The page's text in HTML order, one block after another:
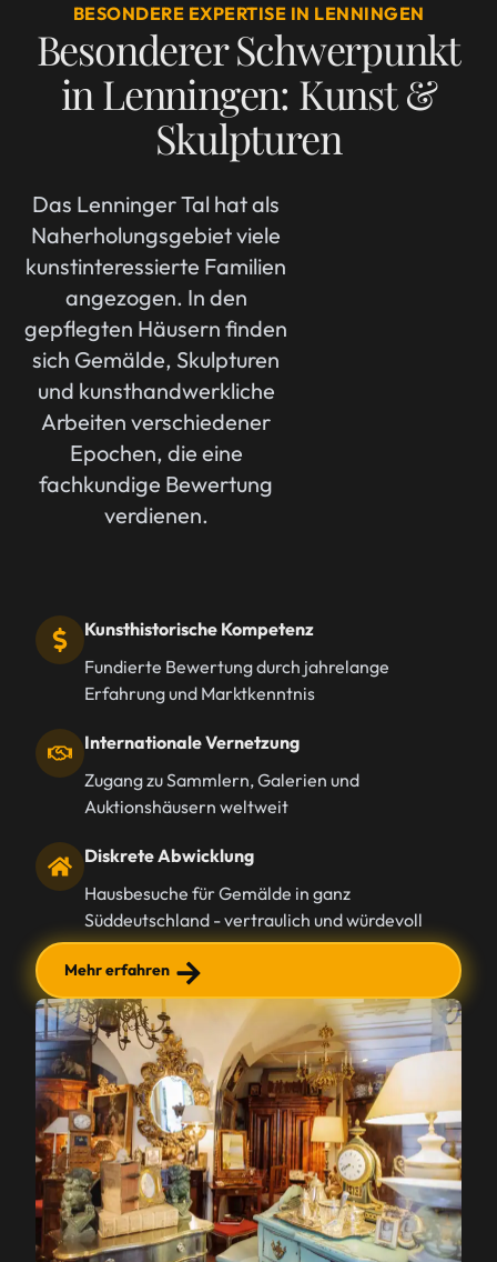
BESONDERE EXPERTISE IN LENNINGEN
Besonderer Schwerpunkt
in Lenningen: Kunst &
Skulpturen
Das Lenninger Tal hat als
Naherholungsgebiet viele
kunstinteressierte Familien
angezogen. In den
gepflegten Häusern finden
sich Gemälde, Skulpturen
und kunsthandwerkliche
Arbeiten verschiedener
Epochen, die eine
fachkundige Bewertung
verdienen.
Kunsthistorische Kompetenz
Fundierte Bewertung durch jahrelange
Erfahrung und Marktkenntnis
Internationale Vernetzung
Zugang zu Sammlern, Galerien und
Auktionshäusern weltweit
Diskrete Abwicklung
Hausbesuche für Gemälde in ganz
Süddeutschland - vertraulich und würdevoll
Mehr erfahren